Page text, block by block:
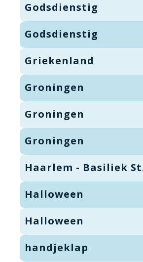
Godsdienstig
Godsdienstig
Griekenland
Groningen
Groningen
Groningen
Haarlem - Basiliek
Halloween
Halloween
handjeklap